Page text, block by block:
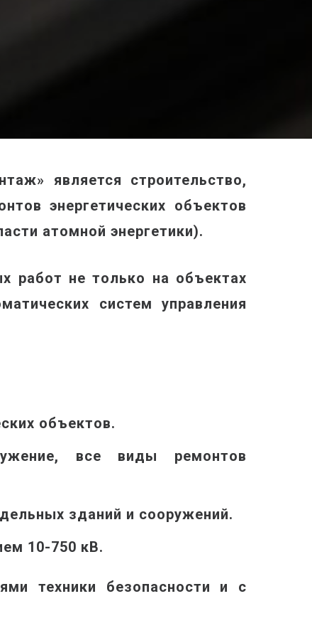
является строительство,
энергетических объектов
атомной энергетики).
работ не только на объектах
систем управления
объектов.
все виды ремонтов
зданий и сооружений.
10-750 кВ.
техники безопасности и с